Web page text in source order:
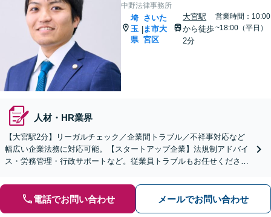
中野法律事務所
埼
玉
県
|
さいた
ま市大
宮区
大宮駅
から徒歩
2分
営業時間：10:00
~18:00（平日）
人材・HR業界
【大宮駅2分】リーガルチェック／企業間トラブル／不祥事対応など
幅広い企業法務に対応可能。【スタートアップ企業】法規制アドバイ
ス・労務管理・行政サポートなど。従業員トラブルもお任せくださ
電話でお問い合わせ メールでお問い合わせ